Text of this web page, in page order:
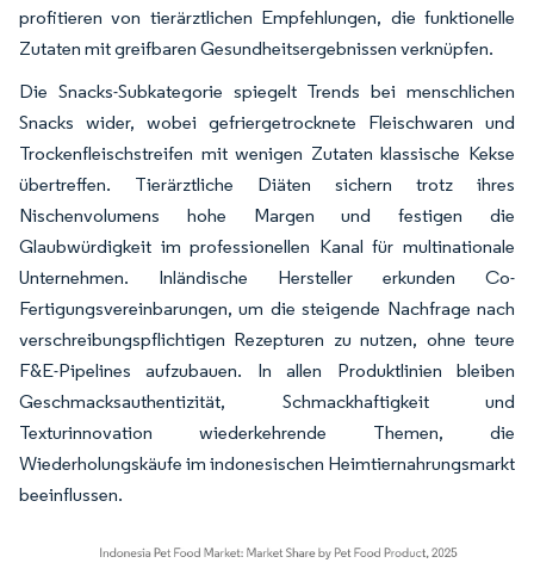
profitieren von tierärztlichen Empfehlungen, die funktionelle
Zutaten mit greifbaren Gesundheitsergebnissen verknüpfen.
Die Snacks-Subkategorie spiegelt Trends bei menschlichen
Snacks wider, wobei gefriergetrocknete Fleischwaren und
Trockenfleischstreifen mit wenigen Zutaten klassische Kekse
übertreffen. Tierärztliche Diäten sichern trotz ihres
Nischenvolumens hohe Margen und festigen die
Glaubwürdigkeit im professionellen Kanal für multinationale
Unternehmen. Inländische Hersteller erkunden Co-
Fertigungsvereinbarungen, um die steigende Nachfrage nach
verschreibungspflichtigen Rezepturen zu nutzen, ohne teure
F&E-Pipelines aufzubauen. In allen Produktlinien bleiben
Geschmacksauthentizität, Schmackhaftigkeit und
Texturinnovation wiederkehrende Themen, die
Wiederholungskäufe im indonesischen Heimtiernahrungsmarkt
beeinflussen.